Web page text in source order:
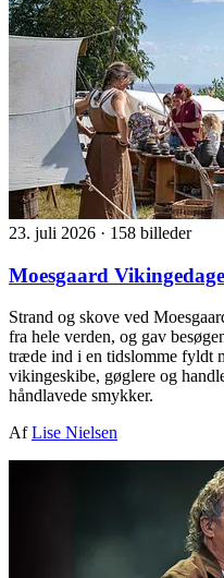
23. juli 2026 · 158 billeder
Moesgaard Vikingedage
Strand og skove ved
fra hele verden, og gav
træde ind i en tidslomme fyldt
vikingeskibe, gøglere og
håndlavede smykker.
AfLise Nielsen